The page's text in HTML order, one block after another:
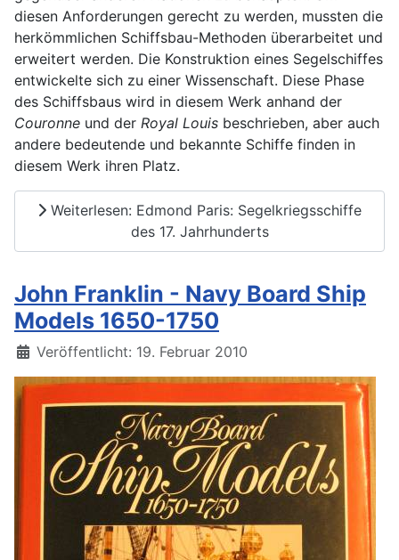
diesen Anforderungen gerecht zu werden, mussten die
herkömmlichen Schiffsbau-Methoden überarbeitet und
erweitert werden. Die Konstruktion eines Segelschiffes
entwickelte sich zu einer Wissenschaft. Diese Phase
des Schiffsbaus wird in diesem Werk anhand der
Couronne und der Royal Louis beschrieben, aber auch
andere bedeutende und bekannte Schiffe finden in
diesem Werk ihren Platz.
Weiterlesen: Edmond Paris: Segelkriegsschiffe
des 17. Jahrhunderts
John Franklin - Navy Board Ship
Models 1650-1750
Details
Veröffentlicht: 19. Februar 2010